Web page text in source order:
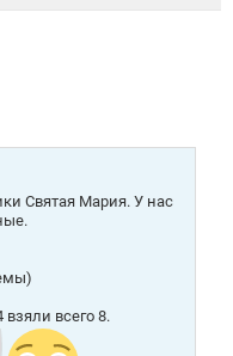
Cвятая Мaрия. У нас
всего 8.